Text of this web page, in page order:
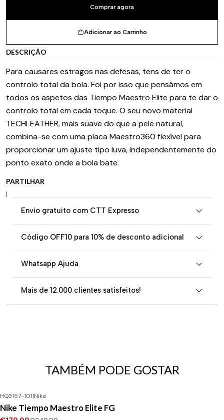
Adicionar ao Carrinho
Comprar agora
DESCRIÇÃO
Para causares estragos nas defesas, tens de ter o
controlo total da bola. Foi por isso que pensámos em
todos os aspetos das Tiempo Maestro Elite para te dar o
controlo total em cada toque. O seu novo material
TECHLEATHER, mais suave do que a pele natural,
combina-se com uma placa Maestro360 flexível para
proporcionar um ajuste tipo luva, independentemente do
ponto exato onde a bola bate.
PARTILHAR
|
Envio gratuito com CTT Expresso
Código OFF10 para 10% de desconto adicional
Whatsapp Ajuda
Mais de 12.000 clientes satisfeitos!
TAMBÉM PODE GOSTAR
-28% DESCONTO
HQ3157-101|Nike
Nike Tiempo Maestro Elite FG